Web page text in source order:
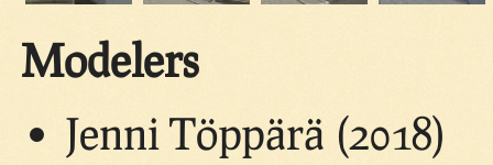
Modelers
Jenni Töppärä (2018)